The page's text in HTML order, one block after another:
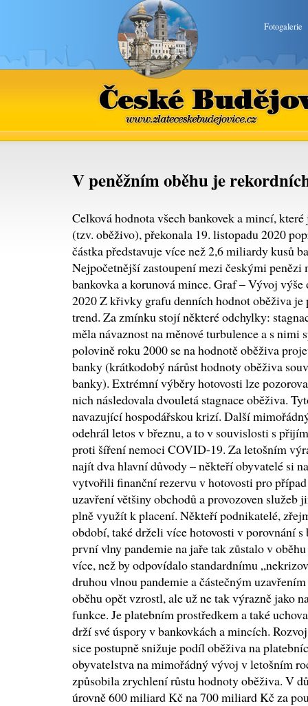
Fotogalerie
České Budějovice
www.zlateceskebudejovice.cz
V peněžním oběhu je
Celková hodnota všech bankovek a mincí,
(tzv. oběživo), překonala 19. listopadu 2020
částka představuje více než 2,6 miliardy kusů
Nejpočetnější zastoupení mezi českými
bankovka a korunová mince. Graf – Vývoj výše
2020 Z křivky grafu denních hodnot oběživa
trend. Za zmínku stojí některé odchylky:
měla návaznost na měnové turbulence a s nimi
polovině roku 2000 se na hodnotě oběživa
banky (krátkodobý nárůst hodnoty oběživa
banky). Extrémní výběry hotovosti lze
nich následovala dvouletá stagnace oběživa.
navazující hospodářskou krizí. Další
odehrál letos v březnu, a to v souvislosti s
proti šíření nemoci COVID-19. Za letošním
najít dva hlavní důvody – někteří obyvatelé si
vytvořili finanční rezervu v hotovosti pro
uzavření většiny obchodů a provozoven služeb
plně využít k placení. Někteří podnikatelé,
období, také drželi více hotovosti v porovnání
první vlny pandemie na jaře tak zůstalo v
více, než by odpovídalo standardnímu
druhou vlnou pandemie a částečným
oběhu opět vzrostl, ale už ne tak výrazně jako
funkce. Je platebním prostředkem a také
drží své úspory v bankovkách a mincích.
sice postupně snižuje podíl oběživa na
obyvatelstva na mimořádný vývoj v letošním
způsobila zrychlení růstu hodnoty oběživa. V
úrovně 600 miliard Kč na 700 miliard Kč za